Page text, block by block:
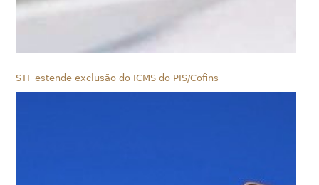
STF estende exclusão do ICMS do PIS/Cofins